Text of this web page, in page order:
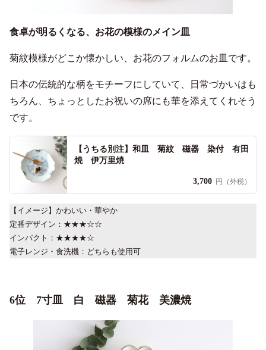
食卓が明るくなる、お花の模様のメイン皿
菊紋模様がどこか懐かしい、お花のフォルムのお皿です。
日本の伝統的な柄をモチーフにしていて、日常づかいはも
ちろん、ちょっとしたお祝いの席にも華を添えてくれそう
です。
【うちる別注】和皿 菊紋 磁器 染付 有田
焼 伊万里焼
3,700 円（外税）
【イメージ】かわいい・華やか
定番デザイン：★★★☆☆
インパクト：★★★★☆
電子レンジ・食洗機：どちらも使用可
6位 7寸皿 白 磁器 菊花 美濃焼